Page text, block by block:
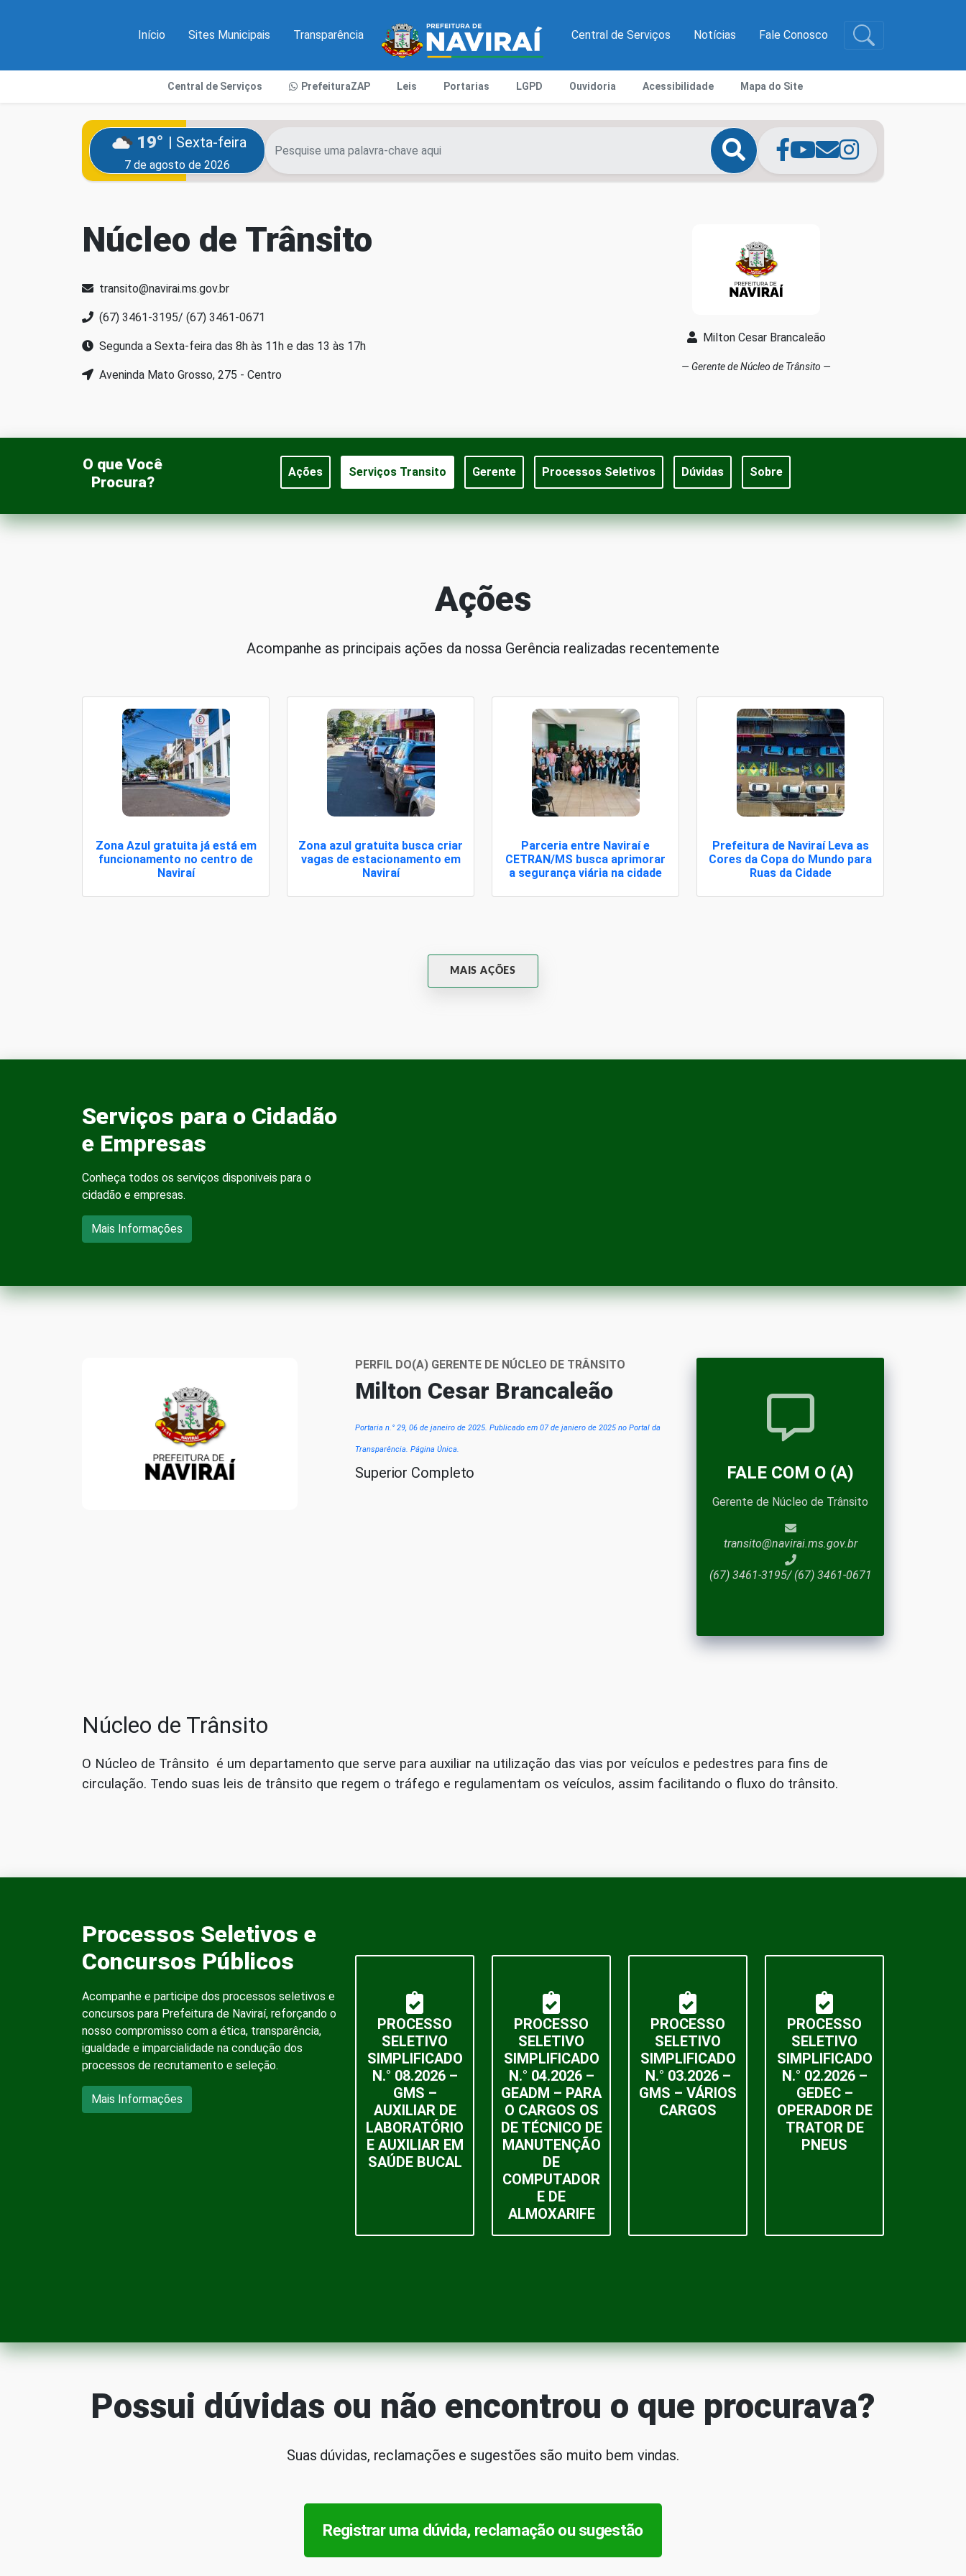
Início Sites Municipais Transparência Central de Serviços Notícias Fale Conosco
Central de Serviços PrefeituraZAP Leis Portarias LGPD Ouvidoria Acessibilidade Mapa do Site
19° | Sexta-feira
7 de agosto de 2026
Núcleo de Trânsito
transito@navirai.ms.gov.br
(67) 3461-3195/ (67) 3461-0671
Segunda a Sexta-feira das 8h às 11h e das 13 às 17h
Aveninda Mato Grosso, 275 - Centro
Milton Cesar Brancaleão
Gerente de Núcleo de Trânsito
O que Você
Procura?
Ações Serviços Transito Gerente Processos Seletivos Dúvidas Sobre
Ações
Acompanhe as principais ações da nossa Gerência realizadas recentemente
Zona Azul gratuita já está em
funcionamento no centro de
Naviraí
Zona azul gratuita busca criar
vagas de estacionamento em
Naviraí
Parceria entre Naviraí e
CETRAN/MS busca aprimorar
a segurança viária na cidade
Prefeitura de Naviraí Leva as
Cores da Copa do Mundo para
Ruas da Cidade
MAIS AÇÕES
Serviços para o Cidadão
e Empresas
Conheça todos os serviços disponiveis para o
cidadão e empresas.
Mais Informações
PERFIL DO(A) GERENTE DE NÚCLEO DE TRÂNSITO
Milton Cesar Brancaleão
Portaria n.° 29, 06 de janeiro de 2025. Publicado em 07 de janiero de 2025 no Portal da
Transparência. Página Única.
Superior Completo FALE COM O (A)
Gerente de Núcleo de Trânsito
transito@navirai.ms.gov.br
(67) 3461-3195/ (67) 3461-0671
Núcleo de Trânsito
O Núcleo de Trânsito é um departamento que serve para auxiliar na utilização das vias por veículos e pedestres para fins de
circulação. Tendo suas leis de trânsito que regem o tráfego e regulamentam os veículos, assim facilitando o fluxo do trânsito.
Processos Seletivos e
Concursos Públicos
Acompanhe e participe dos processos seletivos e
concursos para Prefeitura de Naviraí, reforçando o
nosso compromisso com a ética, transparência,
igualdade e imparcialidade na condução dos
processos de recrutamento e seleção.
Mais Informações
PROCESSO
SELETIVO
SIMPLIFICADO
N.° 08.2026 –
GMS –
AUXILIAR DE
LABORATÓRIO
E AUXILIAR EM
SAÚDE BUCAL
PROCESSO
SELETIVO
SIMPLIFICADO
N.° 04.2026 –
GEADM – PARA
O CARGOS OS
DE TÉCNICO DE
MANUTENÇÃO
DE
COMPUTADOR
E DE
ALMOXARIFE
PROCESSO
SELETIVO
SIMPLIFICADO
N.° 03.2026 –
GMS – VÁRIOS
CARGOS
PROCESSO
SELETIVO
SIMPLIFICADO
N.° 02.2026 –
GEDEC –
OPERADOR DE
TRATOR DE
PNEUS
Possui dúvidas ou não encontrou o que procurava?
Suas dúvidas, reclamações e sugestões são muito bem vindas.
Registrar uma dúvida, reclamação ou sugestão